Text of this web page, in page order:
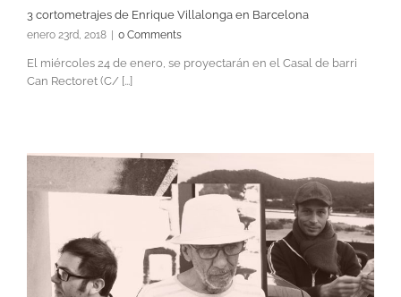
3 cortometrajes de Enrique Villalonga en Barcelona
enero 23rd, 2018 | 0 Comments
El miércoles 24 de enero, se proyectarán en el Casal de barri
Can Rectoret (C/ [...]